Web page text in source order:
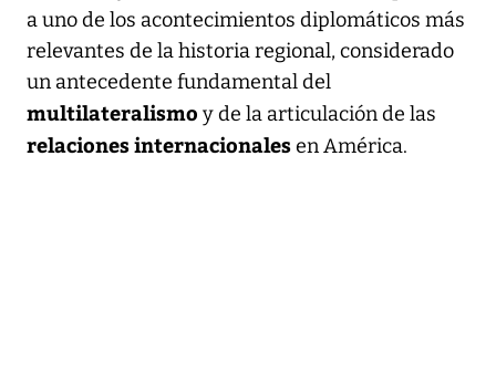
a uno de los acontecimientos diplomáticos más
relevantes de la historia regional, considerado
un antecedente fundamental del
multilateralismo y de la articulación de las
relaciones internacionalesen América.